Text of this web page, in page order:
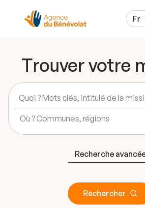
Fr
Trouver votre
Recherche
Rechercher